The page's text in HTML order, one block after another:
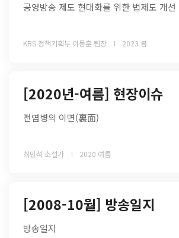
공영방송 제도 현대화를 위한 법제도 개선
KBS 정책기획부 이동훈 팀장 2023 봄
[2020년-여름] 현장이슈
전염병의 이면(裏面)
최민석 소설가 2020 여름
[2008-10월] 방송일지
방송일지